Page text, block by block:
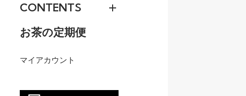
CONTENTS
お茶の定期便
マイアカウント